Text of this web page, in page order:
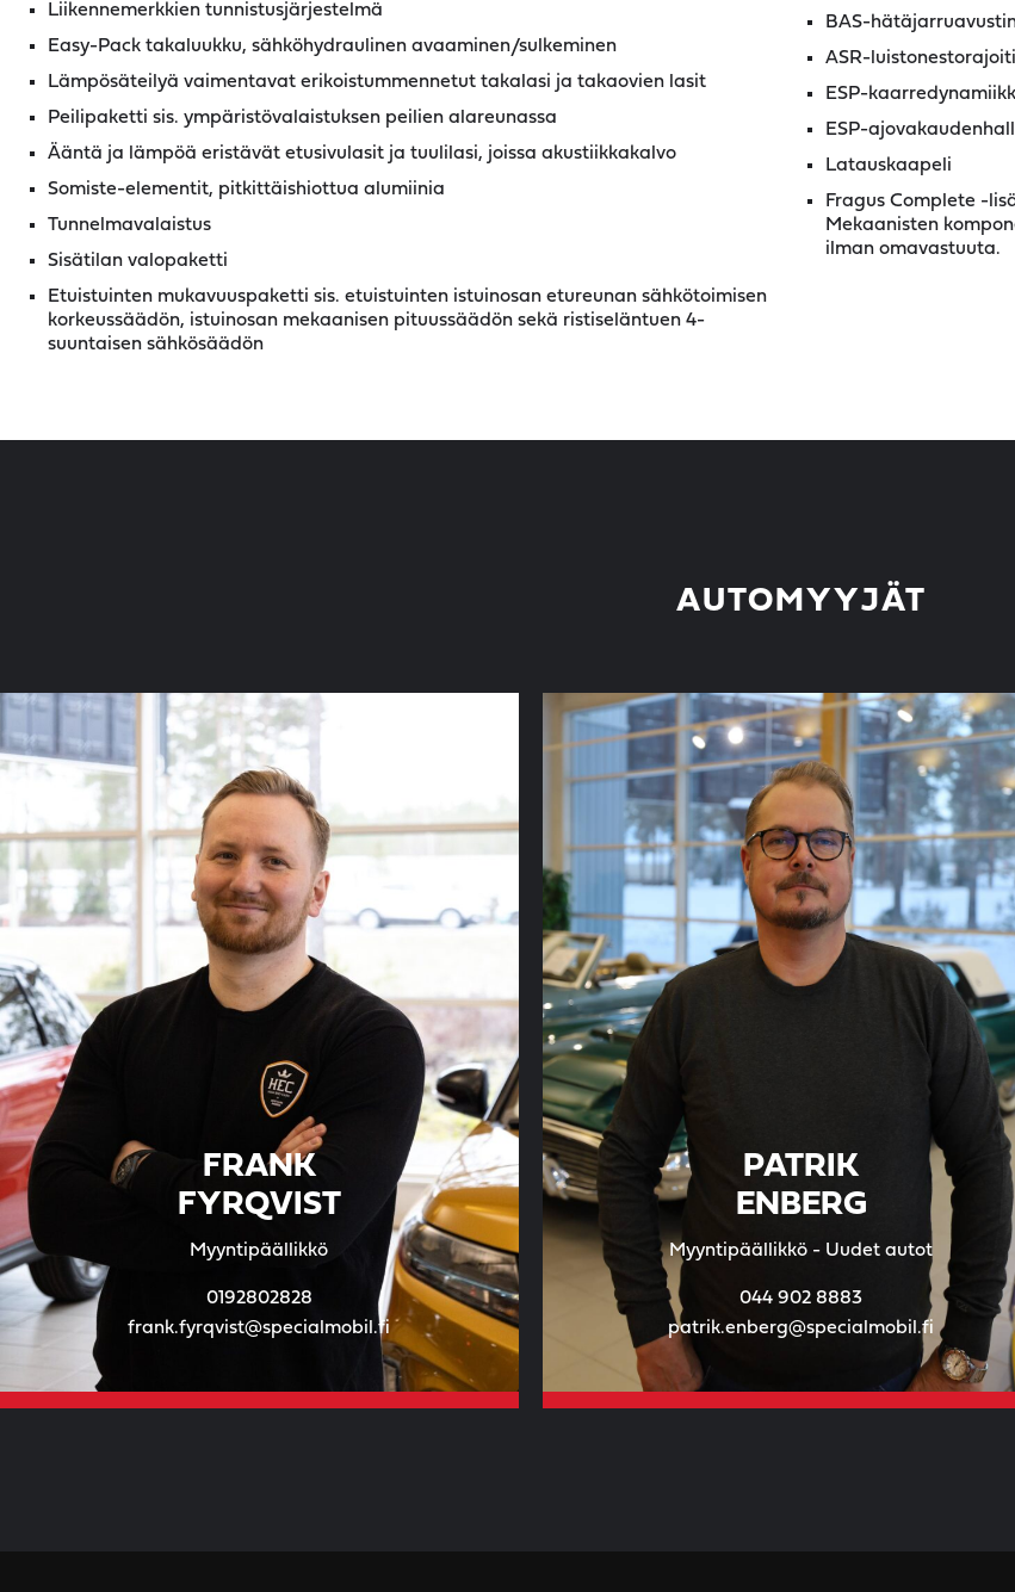
Liikennemerkkien tunnistusjärjestelmä
Easy-Pack takaluukku, sähköhydraulinen avaaminen/sulkeminen
Lämpösäteilyä vaimentavat erikoistummennetut takalasi ja takaovien lasit
Peilipaketti sis. ympäristövalaistuksen peilien alareunassa
Ääntä ja lämpöä eristävät etusivulasit ja tuulilasi, joissa akustiikkakalvo
Somiste-elementit, pitkittäishiottua alumiinia
Tunnelmavalaistus
Sisätilan valopaketti
Etuistuinten mukavuuspaketti sis. etuistuinten istuinosan etureunan sähkötoimisen
korkeussäädön, istuinosan mekaanisen pituussäädön sekä ristiseläntuen 4-
suuntaisen sähkösäädön
BAS-
ASR-
ESP-
ESP-
Latauskaapeli
Fragus Complete -
Mekaanisten
ilman omavastuuta.
AUTOMYYJÄT
FRANK
FYRQVIST
Myyntipäällikkö
0192802828
frank.fyrqvist@specialmobil.fi
PATRIK
ENBERG
Myyntipäällikkö - Uudet autot
044 902 8883
patrik.enberg@specialmobil.fi